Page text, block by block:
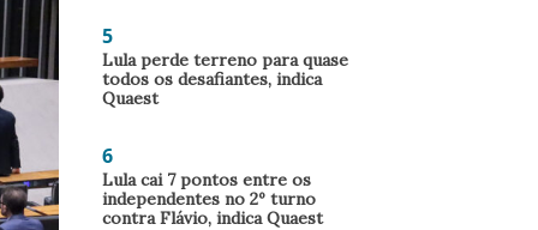
5
Lula perde terreno para quase
todos os desafiantes, indica
Quaest
6
Lula cai 7 pontos entre os
independentes no 2º turno
contra Flávio, indica Quaest